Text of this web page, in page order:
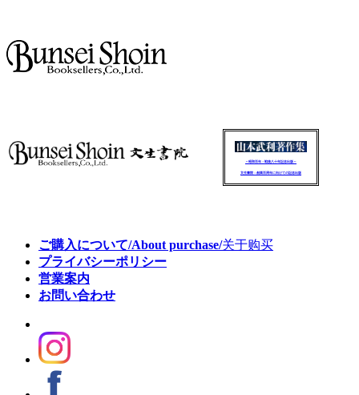
～昭和百年・戦後八十年記念出版～
文生書院：創業百周年に向けての記念出版
ご購入について/About purchase/关于购买
プライバシーポリシー
営業案内
お問い合わせ